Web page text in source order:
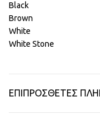
Black
Brown
White
White Stone
ΕΠΙΠΡΌΣΘΕΤΕΣ